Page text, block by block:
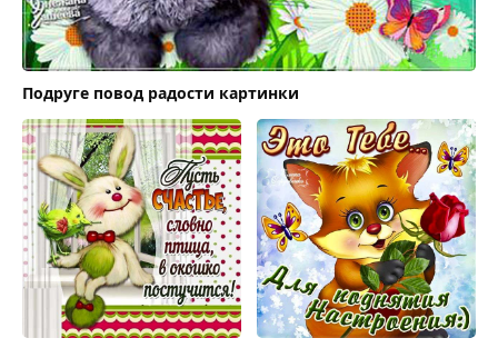
Подруге повод радости картинки